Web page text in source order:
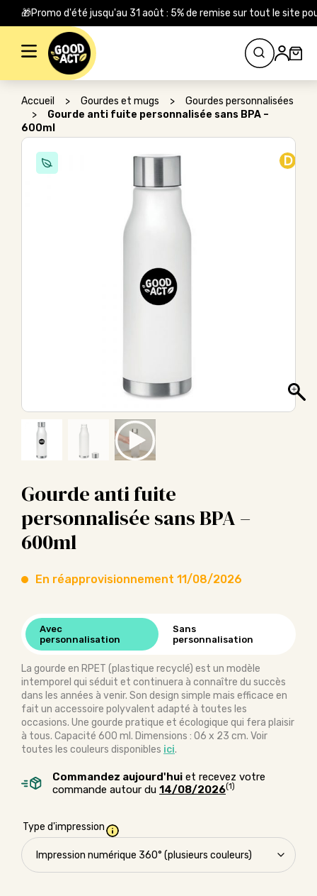
🎁Promo d'été jusqu'au 31 août : 5% de remise sur tout le site
Rechercher :
Accueil > Gourdes et mugs >
Gourdes personnalisées
>
Gourde anti fuite personnalisée sans BPA –
600ml
D
Gourde anti fuite
personnalisée sans BPA –
600ml
En réapprovisionnement 11/08/2026
Avec
personnalisation
Sans
personnalisation
La gourde en RPET (plastique recyclé) est un modèle
intemporel qui séduit et continuera à connaître du succès
dans les années à venir. Son design simple mais efficace en
fait un accessoire polyvalent adapté à toutes les
occasions. Une gourde pratique et écologique qui fera plaisir
à tous. Capacité 600 ml. Dimensions : 06 x 23 cm. Voir
toutes les couleurs disponibles ici.
Commandez aujourd'hui et recevez votre
commande autour du 14/08/2026(1)
Type d'impression